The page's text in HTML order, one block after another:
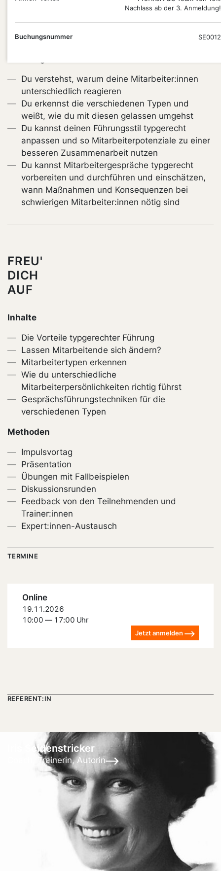
Nachlass ab der 3. Anmeldung!
Buchungsnummer SE0012
Du lernst, wie du durch typgerechte Führung die
Du verstehst, warum deine Mitarbeiter:innen
unterschiedlich reagieren
Du erkennst die verschiedenen Typen und
weißt, wie du mit diesen gelassen umgehst
Du kannst deinen Führungsstil typgerecht
anpassen und so Mitarbeiterpotenziale zu einer
besseren Zusammenarbeit nutzen
Du kannst Mitarbeitergespräche typgerecht
vorbereiten und durchführen und einschätzen,
wann Maßnahmen und Konsequenzen bei
schwierigen Mitarbeiter:innen nötig sind
FREU'
DICH
AUF
Inhalte
Die Vorteile typgerechter Führung
Lassen Mitarbeitende sich ändern?
Mitarbeitertypen erkennen
Wie du unterschiedliche
Mitarbeiterpersönlichkeiten richtig führst
Gesprächsführungstechniken für die
verschiedenen Typen
Methoden
Impulsvortag
Präsentation
Übungen mit Fallbeispielen
Diskussionsrunden
Feedback von den Teilnehmenden und
Trainer:innen
Expert:innen-Austausch
TERMINE
19.11.2026
10:00 — 17:00 Uhr
Online
Jetzt anmelden
REFERENT:IN
Iris Seidenstricker
Coach, Trainerin, Autorin